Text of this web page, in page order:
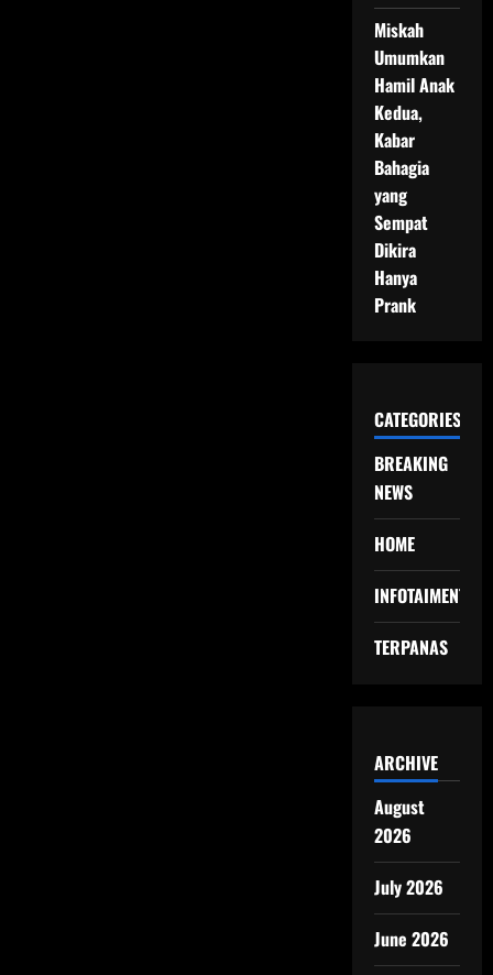
Miskah
Umumkan
Hamil Anak
Kedua,
Kabar
Bahagia
yang
Sempat
Dikira
Hanya
Prank
CATEGORIES
BREAKING
NEWS
HOME
INFOTAIMENT
TERPANAS
ARCHIVE
August
2026
July 2026
June 2026